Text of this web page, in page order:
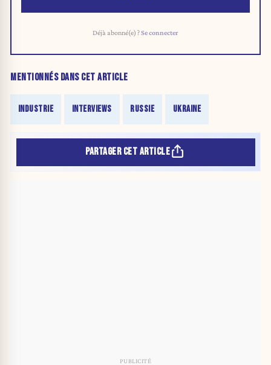
Déjà abonné(e) ?Se connecter
MENTIONNÉS DANS CET ARTICLE
INDUSTRIE INTERVIEWS RUSSIE UKRAINE
PARTAGER CET ARTICLE